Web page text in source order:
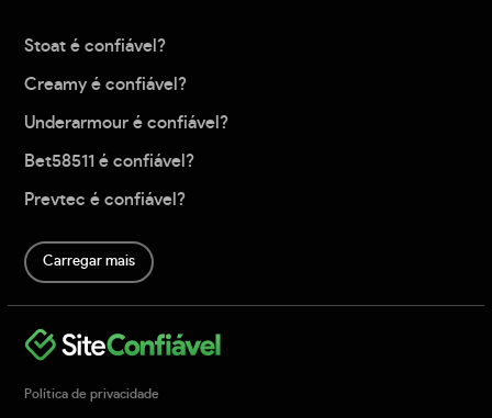
Stoat é confiável?
Creamy é confiável?
Underarmour é confiável?
Bet58511 é confiável?
Prevtec é confiável?
Carregar mais
Política de privacidade